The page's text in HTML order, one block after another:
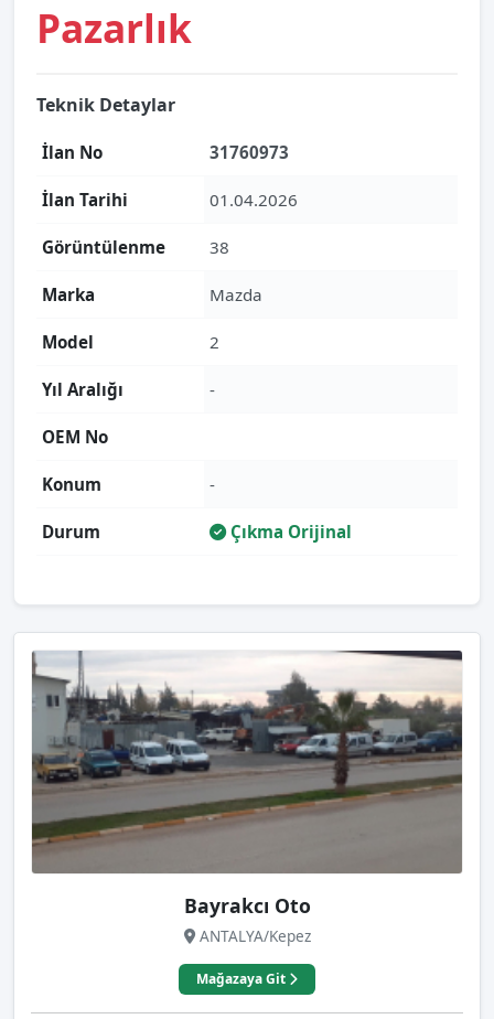
Pazarlık
Teknik Detaylar
İlan No 31760973
İlan Tarihi 01.04.2026
Görüntülenme 38
Marka Mazda
Model 2
Yıl Aralığı -
OEM No
Konum -
Durum Çıkma Orijinal
Bayrakcı Oto
ANTALYA/Kepez
Mağazaya Git